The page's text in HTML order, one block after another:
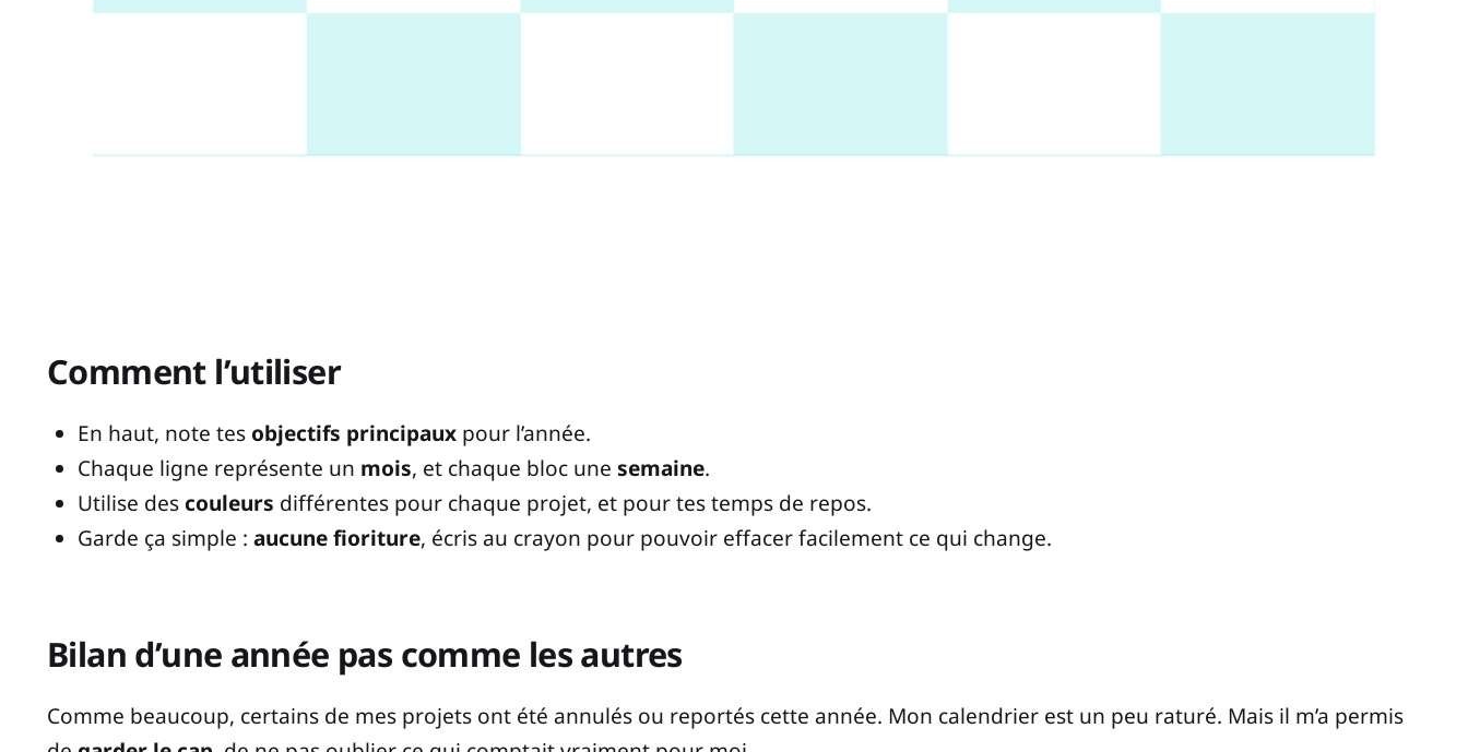
Comment l’utiliser
En haut, note tes objectifs principaux pour l’année.
Chaque ligne représente un mois, et chaque bloc unesemaine.
Utilise des couleurs différentes pour chaque projet, et pour tes temps de repos.
Garde ça simple :aucune fioriture, écris au crayon pour pouvoir effacer facilement ce qui change.
Bilan d’une année pas comme les autres
Comme beaucoup, certains de mes projets ont été annulés ou reportés cette année. Mon calendrier est un peu raturé. Mais il m’a permis